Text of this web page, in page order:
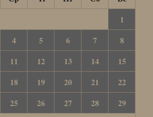
1
4 5 6 7
8
11 12 13 14
15
18 19 20 21
22
25 26 27 28
29